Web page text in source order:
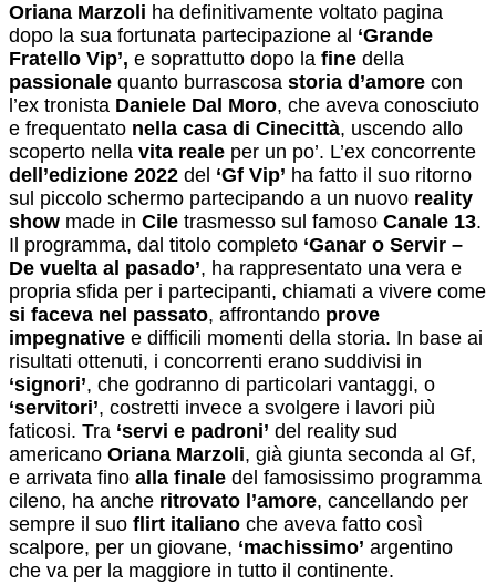
Oriana Marzoli ha definitivamente voltato pagina
dopo la sua fortunata partecipazione al ‘Grande
Fratello Vip’, e soprattutto dopo la fine della
passionale quanto burrascosa storia d’amore con
l’ex tronista Daniele Dal Moro, che aveva conosciuto
e frequentato nella casa di Cinecittà, uscendo allo
scoperto nella vita reale per un po’. L’ex concorrente
dell’edizione 2022 del ‘Gf Vip’ ha fatto il suo ritorno
sul piccolo schermo partecipando a un nuovo reality
show made in Cile trasmesso sul famoso Canale 13.
Il programma, dal titolo completo ‘Ganar o Servir –
De vuelta al pasado’, ha rappresentato una vera e
propria sfida per i partecipanti, chiamati a vivere come
si faceva nel passato, affrontando prove
impegnative e difficili momenti della storia. In base ai
risultati ottenuti, i concorrenti erano suddivisi in
‘signori’, che godranno di particolari vantaggi, o
‘servitori’, costretti invece a svolgere i lavori più
faticosi. Tra ‘servi e padroni’ del reality sud
americano Oriana Marzoli, già giunta seconda al Gf,
e arrivata fino alla finale del famosissimo programma
cileno, ha anche ritrovato l’amore, cancellando per
sempre il suo flirt italiano che aveva fatto così
scalpore, per un giovane, ‘machissimo’ argentino
che va per la maggiore in tutto il continente.